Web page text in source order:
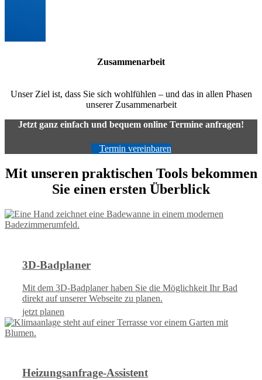
Zusammenarbeit
Unser Ziel ist, dass Sie sich wohlfühlen – und das in allen Phasen
unserer Zusammenarbeit
Jetzt ganz einfach und bequem online Termine anfragen!
Termin vereinbaren
Mit unseren praktischen Tools bekommen
Sie einen ersten Überblick
3D-Badplaner
Mit dem 3D-Badplaner haben Sie die Möglichkeit Ihr Bad
direkt auf unserer Webseite zu planen.
jetzt planen
Heizungsanfrage-Assistent